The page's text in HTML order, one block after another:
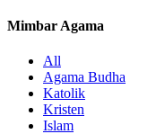
Mimbar Agama
All
Agama Budha
Katolik
Kristen
Islam